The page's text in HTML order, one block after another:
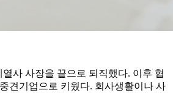
열사 사장을 끝으로 퇴직했다. 이후 협
견기업으로 키웠다. 회사생활이나 사